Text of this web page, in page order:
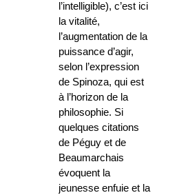
l’intelligible), c’est ici
la vitalité,
l’augmentation de la
puissance d’agir,
selon l’expression
de Spinoza, qui est
à l’horizon de la
philosophie. Si
quelques citations
de Péguy et de
Beaumarchais
évoquent la
jeunesse enfuie et la